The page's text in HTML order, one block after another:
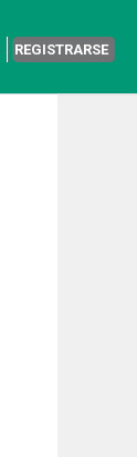
REGISTRARSE